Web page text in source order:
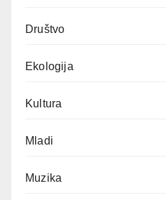
Društvo
Ekologija
Kultura
Mladi
Muzika